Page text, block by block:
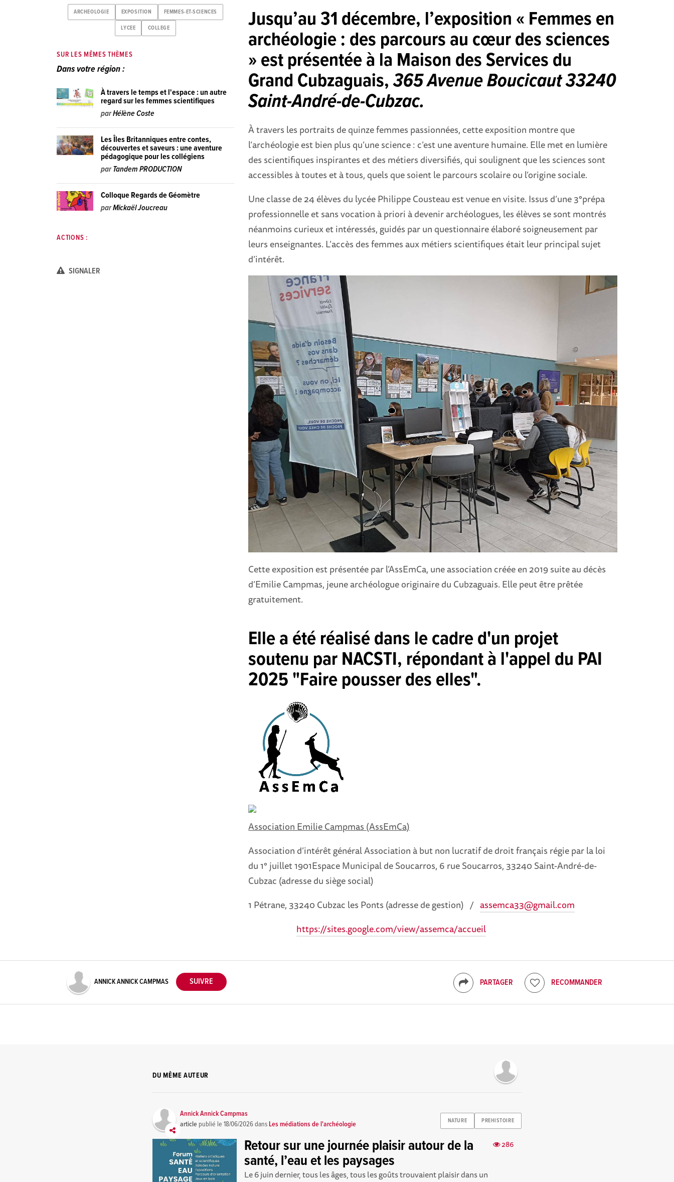
Jusqu’au 31 décembre, l’exposition « Femmes en
archéologie : des parcours au cœur des sciences
» est présentée à la Maison des Services du
Grand Cubzaguais,365 Avenue Boucicaut 33240
Saint-André-de-Cubzac.
À travers les portraits de quinze femmes passionnées, cette exposition montre que
l’archéologie est bien plus qu’une science : c’est une aventure humaine. Elle met en lumière
des scientifiques inspirantes et des métiers diversifiés, qui soulignent que les sciences sont
accessibles à toutes et à tous, quels que soient le parcours scolaire ou l’origine sociale.
Une classe de 24 élèves du lycée Philippe Cousteau est venue en visite. Issus d’une 3°prépa
professionnelle et sans vocation à priori à devenir archéologues, les élèves se sont montrés
néanmoins curieux et intéressés, guidés par un questionnaire élaboré soigneusement par
leurs enseignantes. L’accès des femmes aux métiers scientifiques était leur principal sujet
d’intérêt.
Cette exposition est présentée par l’AssEmCa, une association créée en 2019 suite au décès
d’Emilie Campmas, jeune archéologue originaire du Cubzaguais. Elle peut être prêtée
gratuitement.
Elle a été réalisé dans le cadre d'un projet
soutenu par NACSTI, répondant à l'appel du PAI
2025 "Faire pousser des elles".
Association Emilie Campmas (AssEmCa)
Association d’intérêt général Association à but non lucratif de droit français régie par la loi
du 1° juillet 1901Espace Municipal de Soucarros, 6 rue Soucarros, 33240 Saint-André-de-
Cubzac (adresse du siège social)
1 Pétrane, 33240 Cubzac les Ponts (adresse de gestion) /assemca33@gmail.com
https://sites.google.com/view/assemca/accueil
ARCHEOLOGIE EXPOSITION FEMMES-ET-SCIENCES
LYCEE COLLEGE
SUR LES MÊMES THÈMES
Dans votre région :
À travers le temps et l'espace : un autre
regard sur les femmes scientifiques
parHélène Coste
Les Îles Britanniques entre contes,
découvertes et saveurs : une aventure
pédagogique pour les collégiens
parTandem PRODUCTION
Colloque Regards de Géomètre
parMickaël Joucreau
ACTIONS :
SIGNALER
PARTAGER RECOMMANDER
ANNICK ANNICK CAMPMAS
DU MÊME AUTEUR
NATURE PREHISTOIRE
Annick Annick Campmas
article publié le18/06/2026dansLes médiations de l'archéologie
286
Retour sur une journée plaisir autour de la
santé, l’eau et les paysages
Le 6 juin dernier, tous les âges, tous les goûts trouvaient plaisir dans un